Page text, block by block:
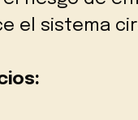
el sistema